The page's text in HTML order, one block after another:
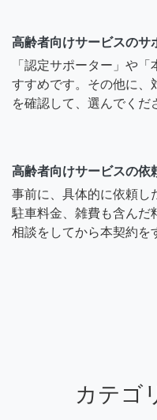
高齢者向けサービスのサ
「認定サポーター」や
すすめです。その他に、
を確認して、選んでくだ
高齢者向けサービスの依
事前に、具体的に依頼し
駐車料金、雑費も含んだ
相談をしてから本契約を
カテゴ